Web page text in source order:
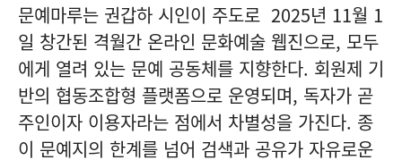
문예마루는 권갑하 시인이 주도로 2025년 11월 1
일 창간된 격월간 온라인 문화예술 웹진으로, 모두
에게 열려 있는 문예 공동체를 지향한다. 회원제 기
반의 협동조합형 플랫폼으로 운영되며, 독자가 곧
주인이자 이용자라는 점에서 차별성을 가진다. 종
이 문예지의 한계를 넘어 검색과 공유가 자유로운